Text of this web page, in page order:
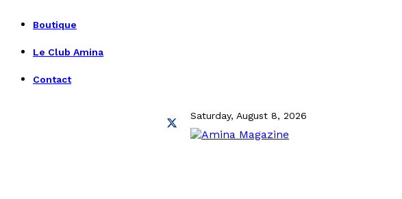
Boutique
Le Club Amina
Contact
Saturday, August 8, 2026